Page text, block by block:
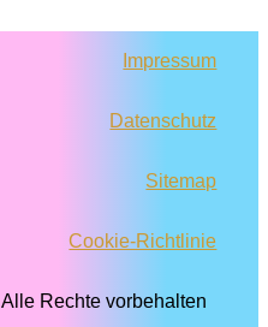
Impressum
Datenschutz
Sitemap
Cookie-Richtlinie
Alle Rechte vorbehalten